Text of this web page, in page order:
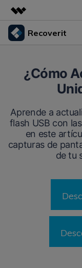
Productos destacados
Utilidades
Empresas
Sala de prensa
Recoverit
Líder en
Recupera
Recuperar de
Recuperar
Escenarios de
Recursos
Por qué Recoverit
Experto en
Historias de
¿Cómo
Aprende a
flash USB con
en este
capturas de
de tu